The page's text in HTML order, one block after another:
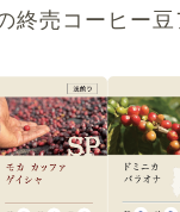
終売コーヒー